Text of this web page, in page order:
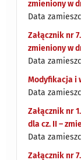
zmieniony w
Data
Załącznik nr
zmieniony w
Data
Modyfikacja i
Data
Załącznik nr
dla cz. II –
Data
Załącznik nr